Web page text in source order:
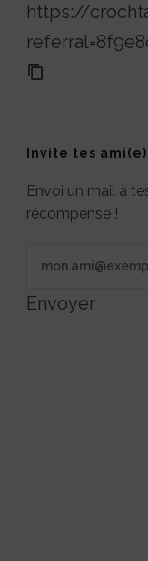
https://
Invite tes
Envoi un mail à
récompense !
Envoyer